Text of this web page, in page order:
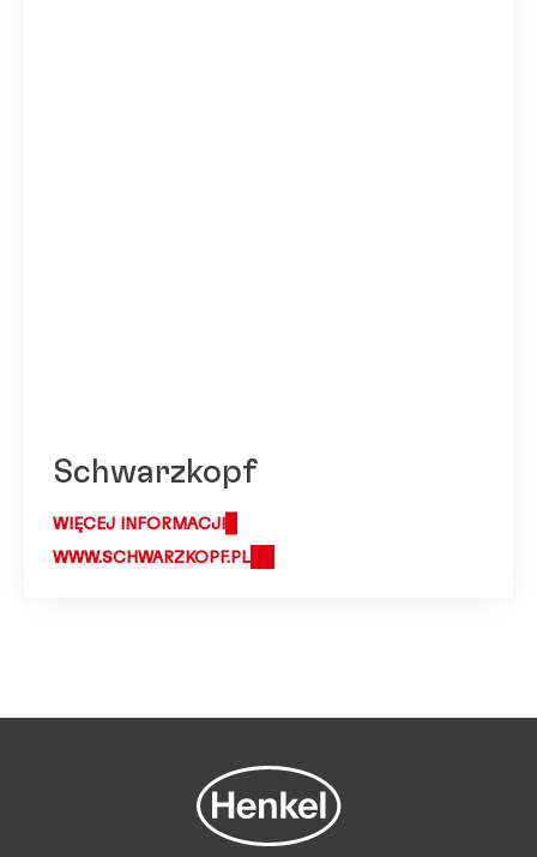
Schwarzkopf
WIĘCEJ INFORMACJI
WWW.SCHWARZKOPF.PL